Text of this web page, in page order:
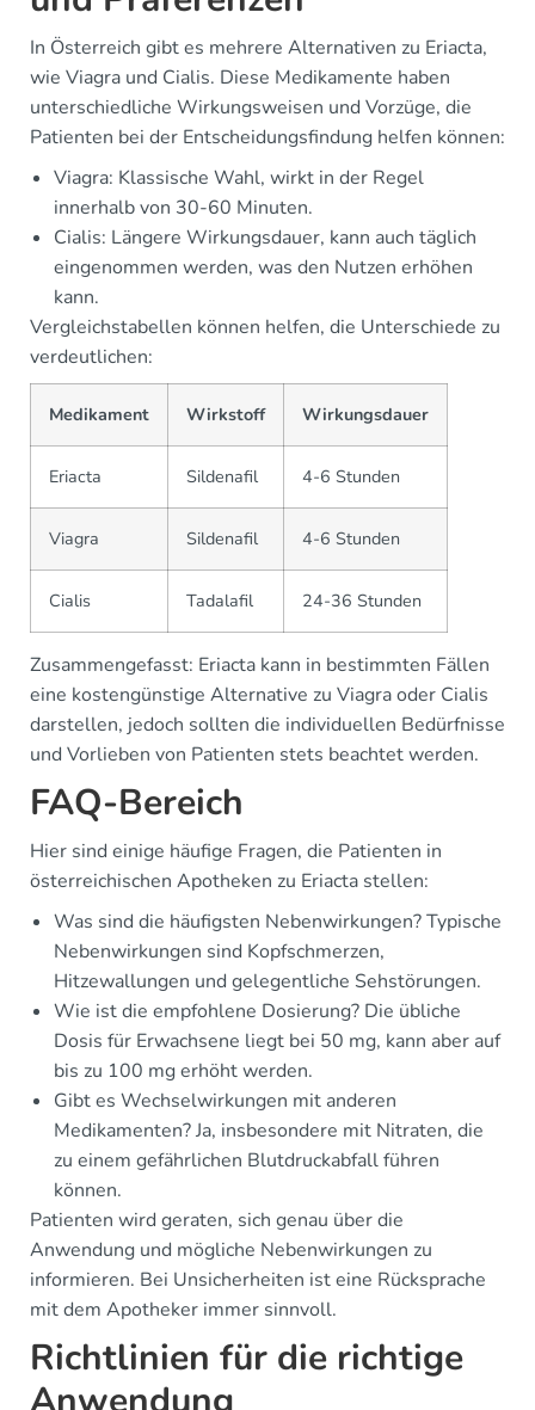
In Österreich gibt es mehrere Alternativen zu Eriacta,
wie Viagra und Cialis. Diese Medikamente haben
unterschiedliche Wirkungsweisen und Vorzüge, die
Patienten bei der Entscheidungsfindung helfen können:
Viagra: Klassische Wahl, wirkt in der Regel
innerhalb von 30-60 Minuten.
Cialis: Längere Wirkungsdauer, kann auch täglich
eingenommen werden, was den Nutzen erhöhen
kann.
Vergleichstabellen können helfen, die Unterschiede zu
verdeutlichen:
Medikament Wirkstoff Wirkungsdauer
Eriacta Sildenafil 4-6 Stunden
Viagra Sildenafil 4-6 Stunden
Cialis Tadalafil 24-36 Stunden
Zusammengefasst: Eriacta kann in bestimmten Fällen
eine kostengünstige Alternative zu Viagra oder Cialis
darstellen, jedoch sollten die individuellen Bedürfnisse
und Vorlieben von Patienten stets beachtet werden.
FAQ-Bereich
Hier sind einige häufige Fragen, die Patienten in
österreichischen Apotheken zu Eriacta stellen:
Was sind die häufigsten Nebenwirkungen? Typische
Nebenwirkungen sind Kopfschmerzen,
Hitzewallungen und gelegentliche Sehstörungen.
Wie ist die empfohlene Dosierung? Die übliche
Dosis für Erwachsene liegt bei 50 mg, kann aber auf
bis zu 100 mg erhöht werden.
Gibt es Wechselwirkungen mit anderen
Medikamenten? Ja, insbesondere mit Nitraten, die
zu einem gefährlichen Blutdruckabfall führen
können.
Patienten wird geraten, sich genau über die
Anwendung und mögliche Nebenwirkungen zu
informieren. Bei Unsicherheiten ist eine Rücksprache
mit dem Apotheker immer sinnvoll.
Richtlinien für die richtige